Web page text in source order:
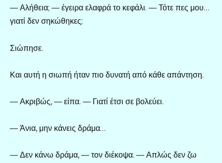
— Αλήθεια; — έγειρα ελαφρά το κεφάλι. — Τότε πες μου…
γιατί δεν σηκώθηκες;
Σιώπησε.
Και αυτή η σιωπή ήταν πιο δυνατή από κάθε απάντηση.
— Ακριβώς, — είπα. — Γιατί έτσι σε βολεύει.
— Άνια, μην κάνεις δράμα…
— Δεν κάνω δράμα, — τον διέκοψα. — Απλώς δεν ζω